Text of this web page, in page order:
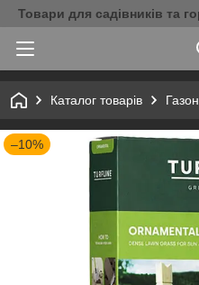
Товари для садівників та
Каталог товарів Газон
–10%